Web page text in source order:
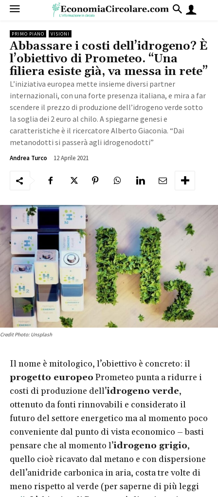
PRIMO PIANO VISIONI
Abbassare i costi dell’idrogeno? È
l’obiettivo di Prometeo. “Una
filiera esiste già, va messa in rete”
L’iniziativa europea mette insieme diversi partner
internazionali, con una forte presenza italiana, e mira a far
scendere il prezzo di produzione dell’idrogeno verde sotto
la soglia dei 2 euro al chilo. A spiegarne genesi e
caratteristiche è il ricercatore Alberto Giaconia. “Dai
metanodotti si passerà agli idrogenodotti”
Andrea Turco 12 Aprile 2021
Credit Photo: Unsplash
Il nome è mitologico, l’obiettivo è concreto: il
progetto europeo Prometeo punta a ridurre i
costi di produzione dell’idrogeno verde,
ottenuto da fonti rinnovabili e considerato il
futuro del settore energetico ma al momento poco
conveniente dal punto di vista economico – basti
pensare che al momento l’idrogeno grigio,
quello cioè ricavato dal metano e con dispersione
dell’anidride carbonica in aria, costa tre volte di
meno rispetto al verde (per saperne di più leggi